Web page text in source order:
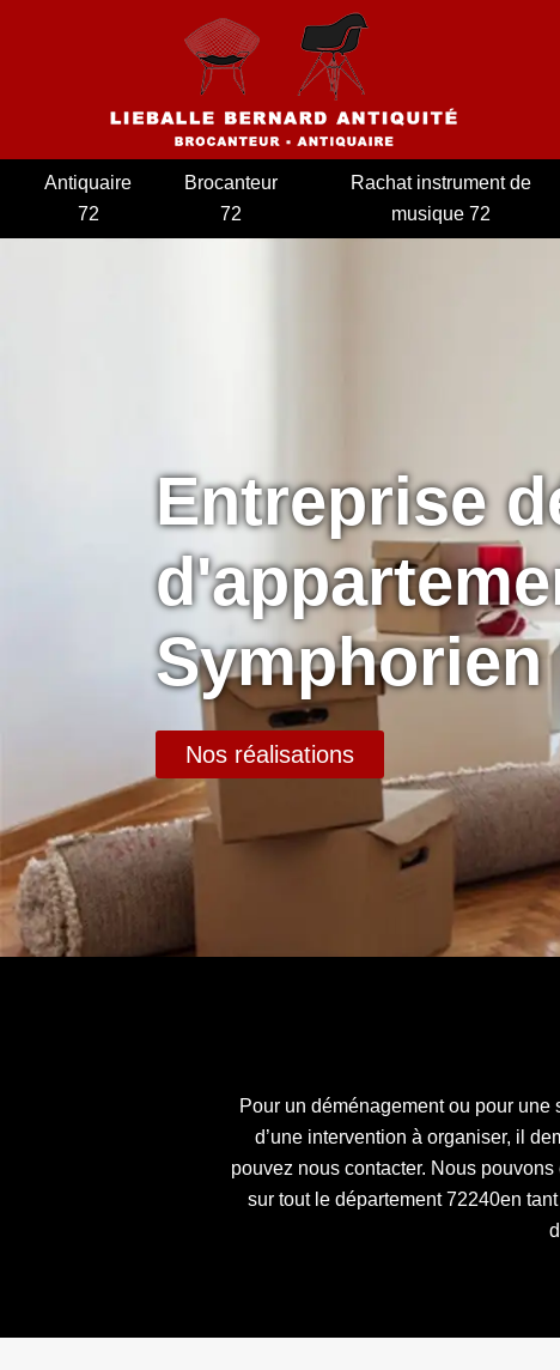
Antiquaire
72
Brocanteur
72
Rachat instrument de
musique 72
Entreprise
Symphorien
Nos réalisations
Pour un déménagement ou pour une
d’une intervention à organiser, il
pouvez nous contacter. Nous
sur tout le département 72240en